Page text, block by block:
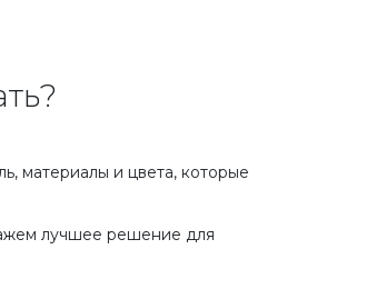
материалы и цвета, которые
лучшее решение для